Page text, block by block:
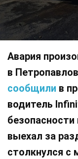
Авария
в
сообщили в
водитель
безопасности
выехал за
столкнулся с